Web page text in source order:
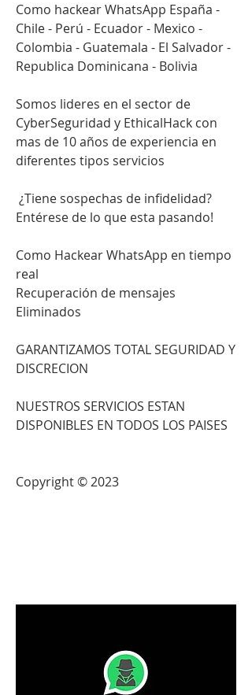
Como hackear WhatsApp España -
Chile - Perú - Ecuador - Mexico -
Colombia - Guatemala - El Salvador -
Republica Dominicana - Bolivia
Somos lideres en el sector de
CyberSeguridad y EthicalHack con
mas de 10 años de experiencia en
Como Hackear WhatsApp en tiempo
real
Recuperación de mensajes
Eliminados
GARANTIZAMOS TOTAL SEGURIDAD Y
DISCRECION
NUESTROS SERVICIOS ESTAN
Copyright © 2023